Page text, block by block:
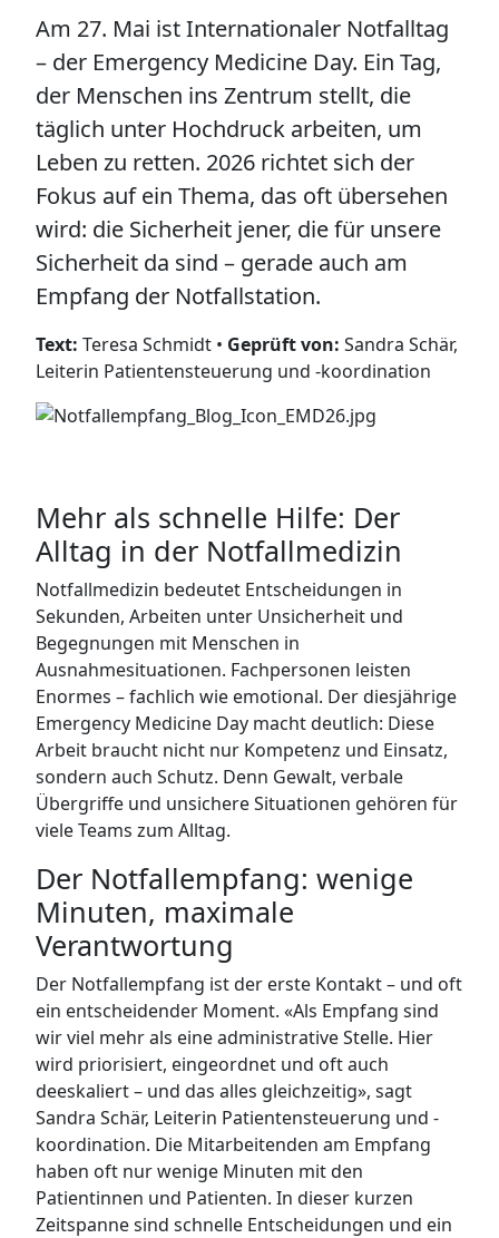
Am 27. Mai ist Internationaler Notfalltag
– der Emergency Medicine Day. Ein Tag,
der Menschen ins Zentrum stellt, die
täglich unter Hochdruck arbeiten, um
Leben zu retten. 2026 richtet sich der
Fokus auf ein Thema, das oft übersehen
wird: die Sicherheit jener, die für unsere
Sicherheit da sind – gerade auch am
Empfang der Notfallstation.
Text: Teresa Schmidt • Geprüft von: Sandra Schär,
Leiterin Patientensteuerung und -koordination
Mehr als schnelle Hilfe: Der
Alltag in der Notfallmedizin
Notfallmedizin bedeutet Entscheidungen in
Sekunden, Arbeiten unter Unsicherheit und
Begegnungen mit Menschen in
Ausnahmesituationen. Fachpersonen leisten
Enormes – fachlich wie emotional. Der diesjährige
Emergency Medicine Day macht deutlich: Diese
Arbeit braucht nicht nur Kompetenz und Einsatz,
sondern auch Schutz. Denn Gewalt, verbale
Übergriffe und unsichere Situationen gehören für
viele Teams zum Alltag.
Der Notfallempfang: wenige
Minuten, maximale
Verantwortung
Der Notfallempfang ist der erste Kontakt – und oft
ein entscheidender Moment. «Als Empfang sind
wir viel mehr als eine administrative Stelle. Hier
wird priorisiert, eingeordnet und oft auch
deeskaliert – und das alles gleichzeitig», sagt
Sandra Schär, Leiterin Patientensteuerung und -
koordination. Die Mitarbeitenden am Empfang
haben oft nur wenige Minuten mit den
Patientinnen und Patienten. In dieser kurzen
Zeitspanne sind schnelle Entscheidungen und ein